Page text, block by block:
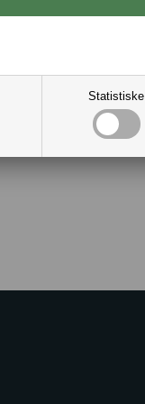
Statistiske